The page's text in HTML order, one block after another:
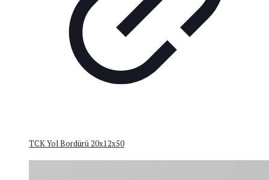
TCK Yol Bordürü 20x12x50